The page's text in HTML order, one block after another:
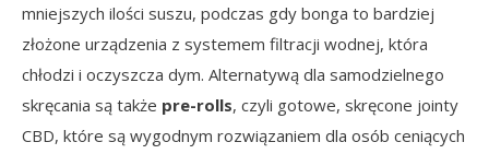
mniejszych ilości suszu, podczas gdy bonga to bardziej
złożone urządzenia z systemem filtracji wodnej, która
chłodzi i oczyszcza dym. Alternatywą dla samodzielnego
skręcania są także pre-rolls, czyli gotowe, skręcone jointy
CBD, które są wygodnym rozwiązaniem dla osób ceniących